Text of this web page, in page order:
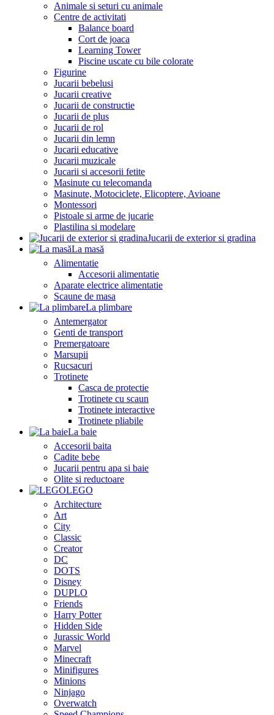
Animale si seturi cu animale
Centre de activitati
Balance board
Cort de joaca
Learning Tower
Piscine uscate cu bile colorate
Figurine
Jucarii bebelusi
Jucarii creative
Jucarii de constructie
Jucarii de plus
Jucarii de rol
Jucarii din lemn
Jucarii educative
Jucarii muzicale
Jucarii si accesorii fetite
Masinute cu telecomanda
Masinute, Motociclete, Elicoptere, Avioane
Montessori
Pistoale si arme de jucarie
Plastilina si modelare
Jucarii de exterior si gradina
La masă
Alimentatie
Accesorii alimentatie
Aparate electrice alimentatie
Scaune de masa
La plimbare
Antemergator
Genti de transport
Premergatoare
Marsupii
Rucsacuri
Trotinete
Casca de protectie
Trotinete cu scaun
Trotinete interactive
Trotinete pliabile
La baie
Accesorii baita
Cadite bebe
Jucarii pentru apa si baie
Olite si reductoare
LEGO
Architecture
Art
City
Classic
Creator
DC
DOTS
Disney
DUPLO
Friends
Harry Potter
Hidden Side
Jurassic World
Marvel
Minecraft
Minifigures
Minions
Ninjago
Overwatch